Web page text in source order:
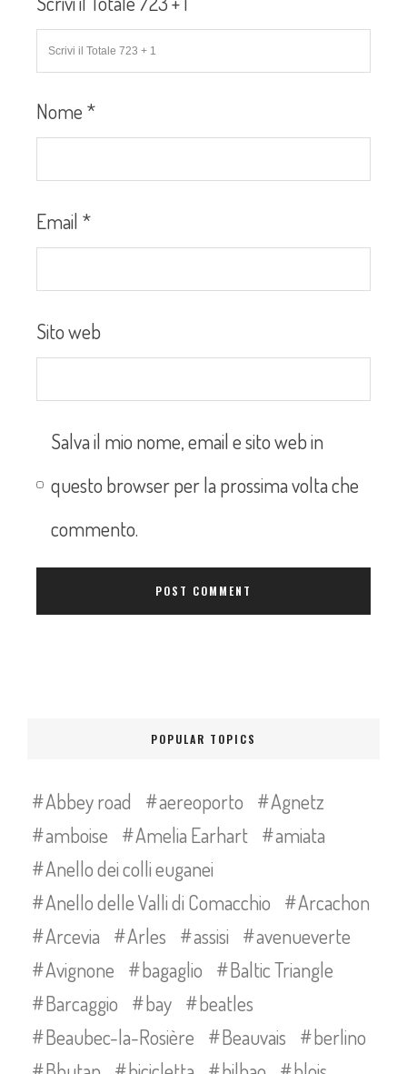
Nome *
Email *
Sito web
Salva il mio nome, email e sito web in
questo browser per la prossima volta che
commento.
POPULAR TOPICS
Abbey road aereoporto
Agnetz
amboise
Amelia Earhart
amiata
Anello dei colli euganei
Anello delle Valli di Comacchio
Arcachon
Arcevia
Arles assisi
avenueverte
Avignone
bagaglio
Baltic Triangle
Barcaggio
bay
beatles
Beaubec-la-Rosière
Beauvais
berlino